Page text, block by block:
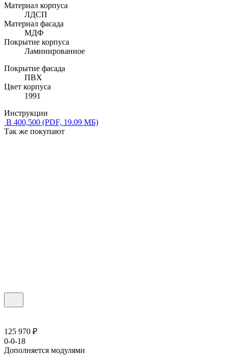
Материал корпуса
ЛДСП
Материал фасада
МДФ
Покрытие корпуса
Ламинированное
Покрытие фасада
ПВХ
Цвет корпуса
1991
Инструкции
В 400,500 (PDF, 19.09 МБ)
Так же покупают
125 970 ₽
0-0-18
Дополняется модулями